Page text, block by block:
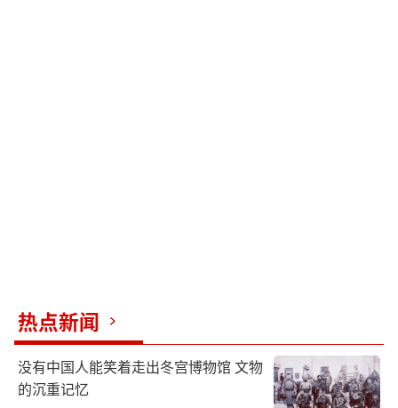
热点新闻
没有中国人能笑着走出冬宫博物馆 文物
的沉重记忆